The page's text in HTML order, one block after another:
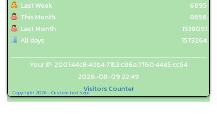
Copyright 2026 - Custom text here
Last Week
This Month
Last Month
All days
6895
8656
1538091
1573264
Your IP: 2001:44c8:40b4:71b3:c86a:7f60:44e5:cc64
2026-08-09 22:49
Visitors Counter